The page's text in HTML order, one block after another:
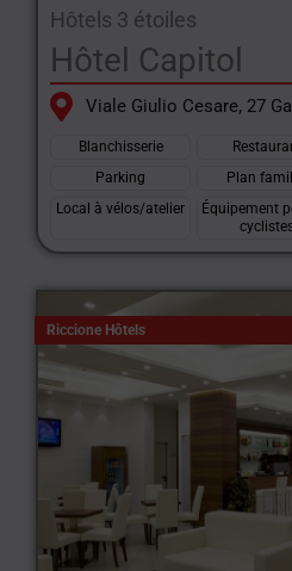
Hôtels 3 étoiles
Hôtel Capitol
Viale Giulio Cesare, 27
Blanchisserie
Parking
Plan
Local à vélos/atelier
Équipement
Riccione Hôtels